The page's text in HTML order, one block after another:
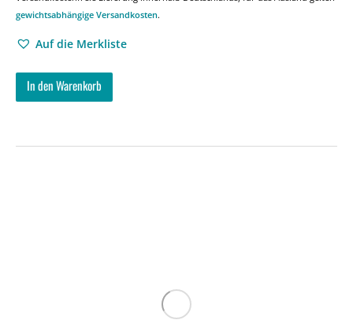
gewichtsabhängige Versandkosten.
Auf die Merkliste
In den Warenkorb